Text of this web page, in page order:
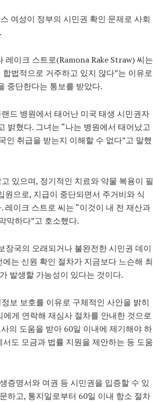
여성이 정부의 시민권 확인 문제로 사회
레이크 스트로(Ramona Rake Straw) 씨는
법적으로 거주하고 있지 않다”는 이유로
중단한다는 통보를 받았다.
드 병원에서 태어난 미국 태생 시민권자
밝혔다. 그녀는 “나는 병원에서 태어났고
인 취급을 받는지 이해할 수 없다”고 말했
있으며, 정기적인 치료와 약물 복용이 필
원으로, 지급이 중단되면서 주거비와 식
이크 스트로 씨는 “이것이 내 전 재산과
막하다”고 호소했다.
국의 오래되거나 불완전한 시민권 데이
는 신원 확인 절차가 지금보다 느슨해 최
발생할 가능성이 있다는 것이다.
보 보호를 이유로 구체적인 사안을 밝히
게 연락해 재심사 절차를 안내한 것으로
의 도움을 받아 60일 이내에 제기해야 하
도 모금과 법률 지원을 제안하는 등 도움
증명서와 여권 등 시민권을 입증할 수 있
하고, 통지일로부터 60일 이내 항소 절차